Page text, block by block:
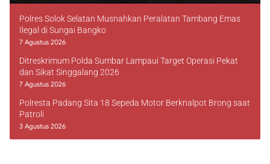
Polres Solok Selatan Musnahkan Peralatan Tambang Emas
Ilegal di Sungai Bangko
7 Agustus 2026
Ditreskrimum Polda Sumbar Lampaui Target Operasi Pekat
dan Sikat Singgalang 2026
7 Agustus 2026
Polresta Padang Sita 18 Sepeda Motor Berknalpot Brong saat
Patroli
3 Agustus 2026